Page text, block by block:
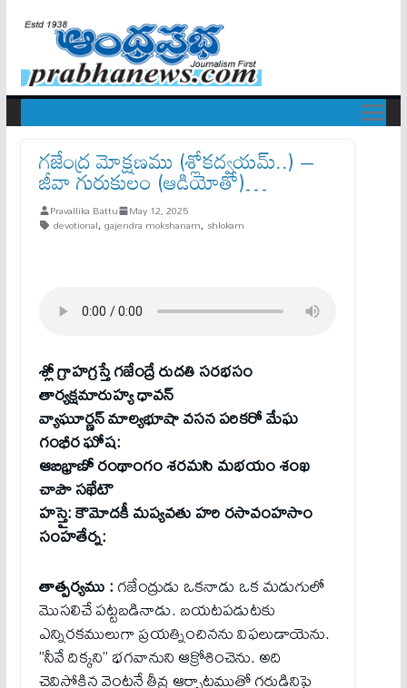
గజేంద్ర మోక్షణము (శ్లోకద్వయమ్..) –
జీవా గురుకులం (ఆడియోతో)…
Pravallika Battu May 12, 2025
devotional, gajendra mokshanam, shlokam
శ్లో గ్రాహగ్రస్తే గజేంద్రే రుదతి సరభసం
తార్యక్షమారుహ్య ధావన్
వ్యాఘూర్ణన్ మాల్యభూషా వసన పరికరో మేఘ
గంభీర ఘోష:
ఆబిభ్రాణో రంథాంగం శరమసి మభయం శంఖ
చాపౌ సఖేటౌ
హస్తై: కౌమోదకీ మప్యవతు హరి రసావంహసాం
సంహతేర్న:
తాత్పర్యము :గజేంద్రుడు ఒకనాడు ఒక మడుగులో
మొసలిచే పట్టబడినాడు. బయటపడుటకు
ఎన్నిరకములుగా ప్రయత్నించినను విఫలుడాయెను.
”నీవే దిక్కని” భగవానుని ఆక్రోశించెను. అది
చెవిసోకిన వెంటనే తీవ్ర ఆర్భాటముతో గరుడినిపై